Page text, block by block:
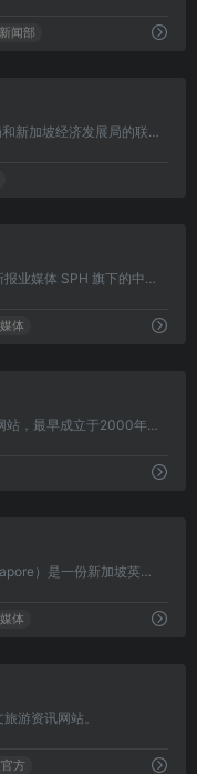
闻部
“企航新加坡”是新加坡企业发展局和新加坡经济发展局的联合官方账号。EDB 经济发展局是新加坡贸工部下属政府单位。
红蚂蚁是新加坡最大的报业集团新报业媒体 SPH 旗下的中文媒体。红蚂蚁立足于新加坡，以生动笔调呈现海内外新闻，随意钻、认真咬。
体
Today 是新传媒旗下的一个新闻网站，最早成立于2000年，是新加坡第一份免费通勤报纸，也曾经是新加坡阅读量第二大的英文报纸，2017 年 9 月 30 日 全面数字化。
商业时报 Business Times（Singapore）是一份新加坡英文财经日报，报纸由新报业媒体拥有。它是新加坡唯一一个专注商业和财经新闻的日报，成立于 1976 年 10 月 1 日。
体
游资讯网站。
方